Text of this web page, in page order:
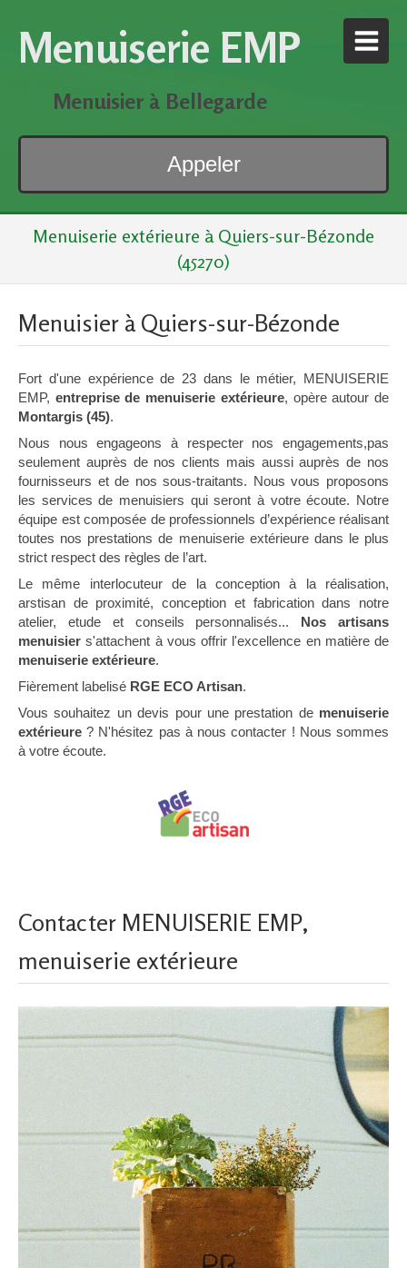
Menuiserie EMP
Menuisier à Bellegarde
Appeler
Menuiserie extérieure à Quiers-sur-Bézonde
(45270)
Menuisier à Quiers-sur-Bézonde
Fort d'une expérience de 23 dans le métier, MENUISERIE
EMP, entreprise de menuiserie extérieure, opère autour de
Montargis (45).
Nous nous engageons à respecter nos engagements,pas
seulement auprès de nos clients mais aussi auprès de nos
fournisseurs et de nos sous-traitants. Nous vous proposons
les services de menuisiers qui seront à votre écoute. Notre
équipe est composée de professionnels d’expérience réalisant
toutes nos prestations de menuiserie extérieure dans le plus
strict respect des règles de l’art.
Le même interlocuteur de la conception à la réalisation,
arstisan de proximité, conception et fabrication dans notre
atelier, etude et conseils personnalisés... Nos artisans
menuisier s'attachent à vous offrir l'excellence en matière de
menuiserie extérieure.
Fièrement labelisé RGE ECO Artisan.
Vous souhaitez un devis pour une prestation de menuiserie
extérieure ? N'hésitez pas à nous contacter ! Nous sommes
à votre écoute.
Contacter MENUISERIE EMP,
menuiserie extérieure